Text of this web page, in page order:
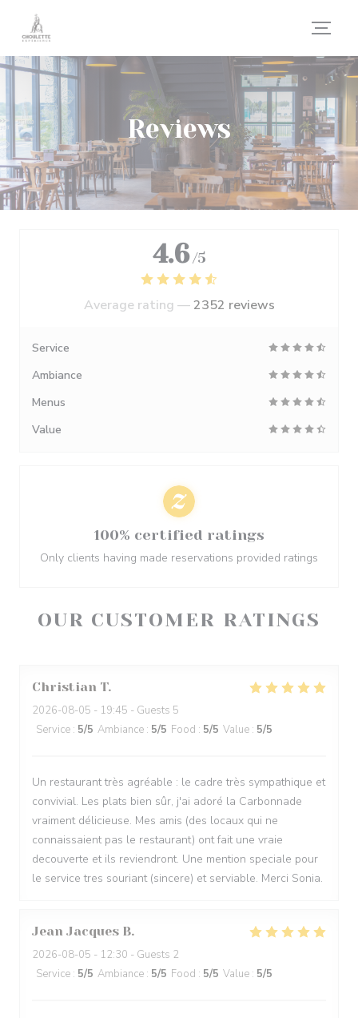
Personalizing your cookie choices
Reviews
OUR CUSTOMER RATINGS
Christian T
2026-08-05 - 19:45 - Guests 5
Service : 5/5 Ambiance : 5/5 Food : 5/5 Value : 5/5
Un restaurant très agréable : le cadre très sympathique et
convivial. Les plats bien sûr, j'ai adoré la Carbonnade
vraiment délicieuse. Mes amis (des locaux qui ne
connaissaient pas le restaurant) ont fait une vraie
decouverte et ils reviendront. Une mention speciale pour
le service tres souriant (sincere) et serviable. Merci Sonia.
Jean Jacques B
2026-08-05 - 12:30 - Guests 2
Service : 5/5 Ambiance : 5/5 Food : 5/5 Value : 5/5
4.6 /5
Average rating —2352 reviews
Service
Ambiance
Menus
Value
100% certified ratings
Only clients having made reservations provided ratings